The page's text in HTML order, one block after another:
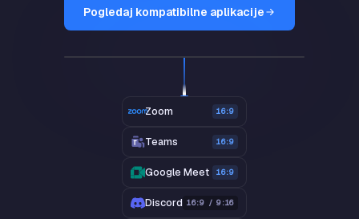
Pogledaj kompatibilne aplikacije
Zoom 16:9
Teams 16:9
Google Meet 16:9
Discord 16:9 / 9:16